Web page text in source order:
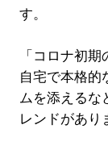
す。
「コロナ初
自宅で本格的
ムを添えるな
レンドがあり